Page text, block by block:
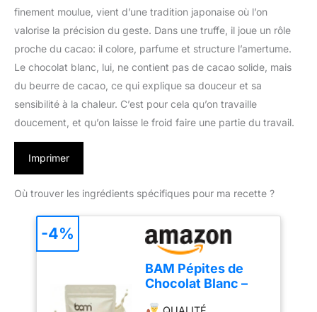
finement moulue, vient d’une tradition japonaise où l’on
valorise la précision du geste. Dans une truffe, il joue un rôle
proche du cacao: il colore, parfume et structure l’amertume.
Le chocolat blanc, lui, ne contient pas de cacao solide, mais
du beurre de cacao, ce qui explique sa douceur et sa
sensibilité à la chaleur. C’est pour cela qu’on travaille
doucement, et qu’on laisse le froid faire une partie du travail.
Imprimer
Où trouver les ingrédients spécifiques pour ma recette ?
BAM Pépites de
Chocolat Blanc –
-4%